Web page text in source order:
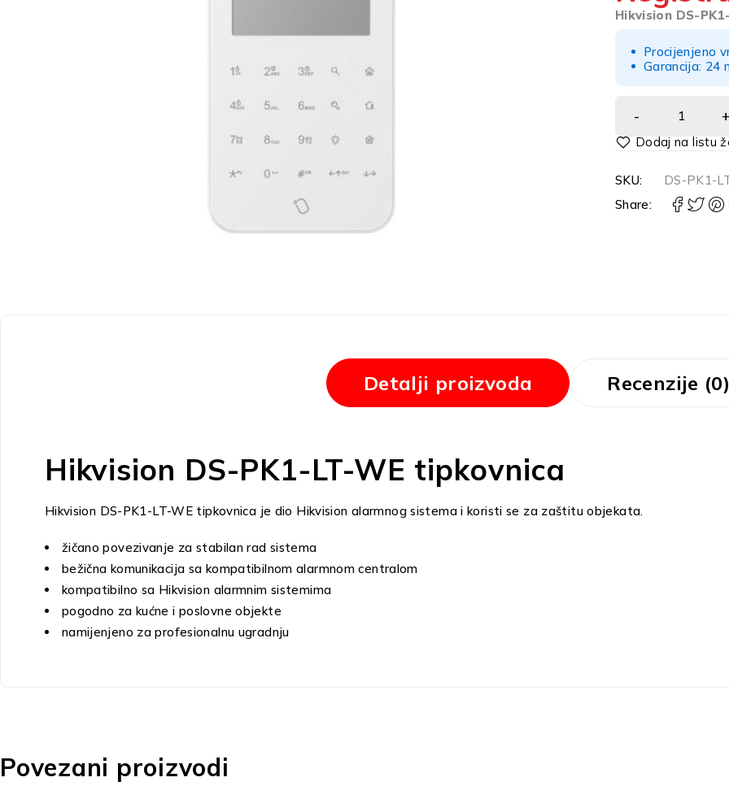
Hikvision DS-
Procijenjeno
Garancija: 24
Alternative:
SKU:
DS-PK1-
Share:
Detalji proizvoda Recenzije
Hikvision DS-PK1-LT-WE tipkovnica
Hikvision DS-PK1-LT-WE tipkovnica je dio Hikvision alarmnog sistema i koristi se za zaštitu objekata.
žičano povezivanje za stabilan rad sistema
bežična komunikacija sa kompatibilnom alarmnom centralom
kompatibilno sa Hikvision alarmnim sistemima
pogodno za kućne i poslovne objekte
namijenjeno za profesionalnu ugradnju
Povezani proizvodi